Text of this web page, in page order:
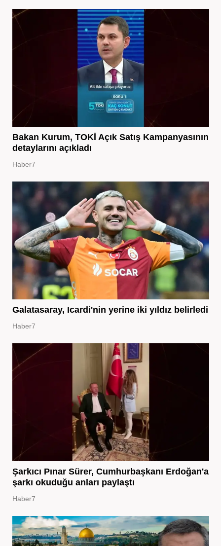
Bakan Kurum, TOKİ Açık Satış Kampanyasının
detaylarını açıkladı
Haber7
Galatasaray, Icardi'nin yerine iki yıldız belirledi
Haber7
Şarkıcı Pınar Sürer, Cumhurbaşkanı Erdoğan'a
şarkı okuduğu anları paylaştı
Haber7